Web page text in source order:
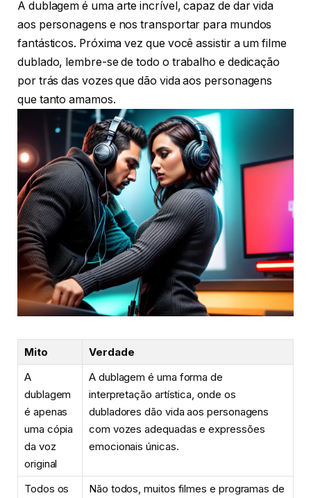
A dublagem é uma arte incrível, capaz de dar vida
aos personagens e nos transportar para mundos
fantásticos. Próxima vez que você assistir a um filme
dublado, lembre-se de todo o trabalho e dedicação
por trás das vozes que dão vida aos personagens
que tanto amamos.
Mito
Verdade
A
dublagem
é apenas
uma cópia
da voz
original
A dublagem é uma forma de
interpretação artística, onde os
dubladores dão vida aos personagens
com vozes adequadas e expressões
emocionais únicas.
Todos os
Não todos, muitos filmes e programas de